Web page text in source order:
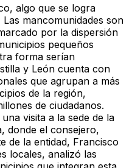
algo que se logra
mancomunidades son
por la dispersión
pequeños
forma serían
y León cuenta con
que agrupan a más
de la región,
de ciudadanos.
visita a la sede de la
donde el consejero,
de la entidad, Francisco
locales, analizó las